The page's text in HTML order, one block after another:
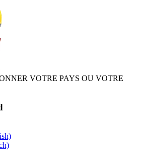
VOTRE PAYS OU VOTRE